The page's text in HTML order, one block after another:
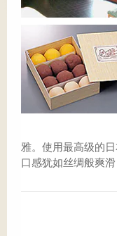
雅。使用最高级的
口感犹如丝绸般爽滑